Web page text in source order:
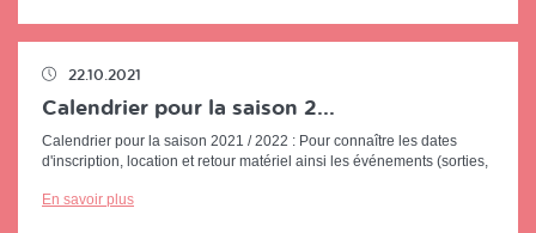
22.10.2021
Calendrier pour la saison 2...
Calendrier pour la saison 2021 / 2022 : Pour connaître les dates
d'inscription, location et retour matériel ainsi les événements (sorties,
En savoir plus